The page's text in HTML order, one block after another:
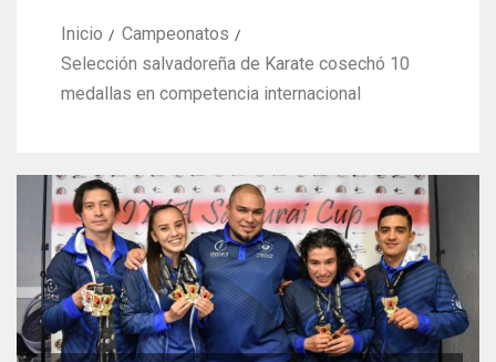
Inicio
Campeonatos
Selección salvadoreña de Karate cosechó 10
medallas en competencia internacional